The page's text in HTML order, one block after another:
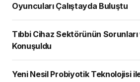
Oyuncuları Çalıştayda Buluştu
Tıbbi Cihaz Sektörünün
Konuşuldu
Yeni Nesil Probiyotik Teknolojisi